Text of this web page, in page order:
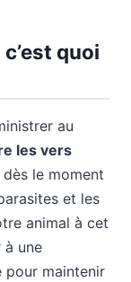
quoi
au
les vers
le moment
et les
animal à cet
à une
pour maintenir